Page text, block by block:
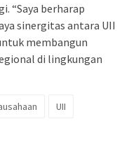
“Saya berharap
sinergitas antara UII
membangun
di lingkungan
UII